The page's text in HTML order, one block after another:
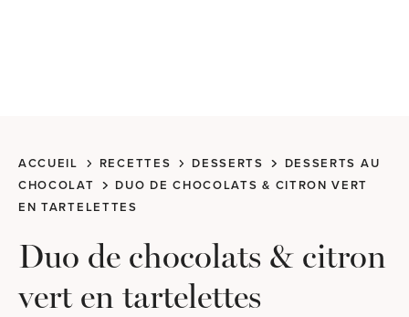
ACCUEIL RECETTES DESSERTS
DESSERTS AU
CHOCOLAT
DUO DE CHOCOLATS & CITRON VERT
EN TARTELETTES
Duo de chocolats & citron
vert en tartelettes